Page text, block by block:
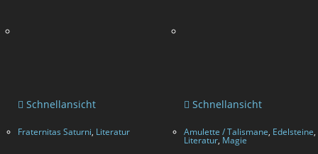
Schnellansicht
Fraternitas Saturni, Literatur
Schnellansicht
Amulette / Talismane, Edelsteine,
Literatur, Magie